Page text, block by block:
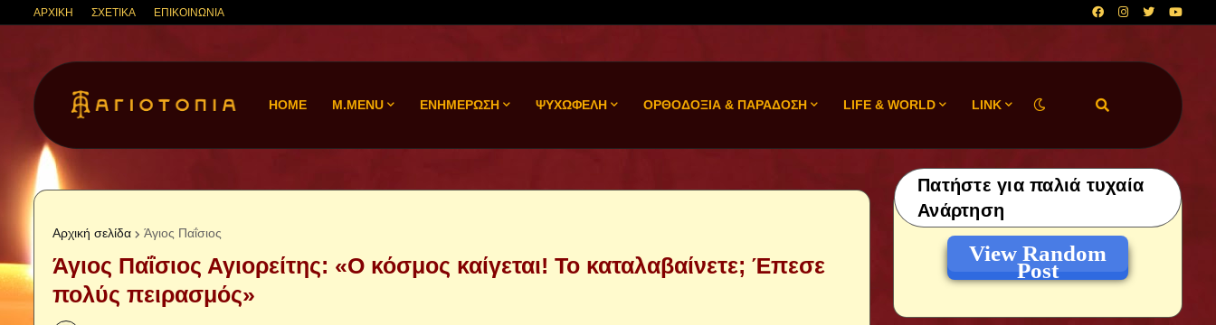
ΑΡΧΙΚΗ ΣΧΕΤΙΚΑ ΕΠΙΚΟΙΝΩΝΙΑ
HOME M.MENU ΕΝΗΜΕΡΩΣΗ ΨΥΧΩΦΕΛΗ ΟΡΘΟΔΟΞΙΑ & ΠΑΡΑΔΟΣΗ LIFE & WORLD LINK
Αρχική σελίδα Άγιος Παΐσιος
Άγιος Παΐσιος Αγιορείτης: «Ο κόσμος καίγεται! Το καταλαβαίνετε; Έπεσε
πολύς πειρασμός»
Πατήστε για παλιά τυχαία
Ανάρτηση
View Random
Post